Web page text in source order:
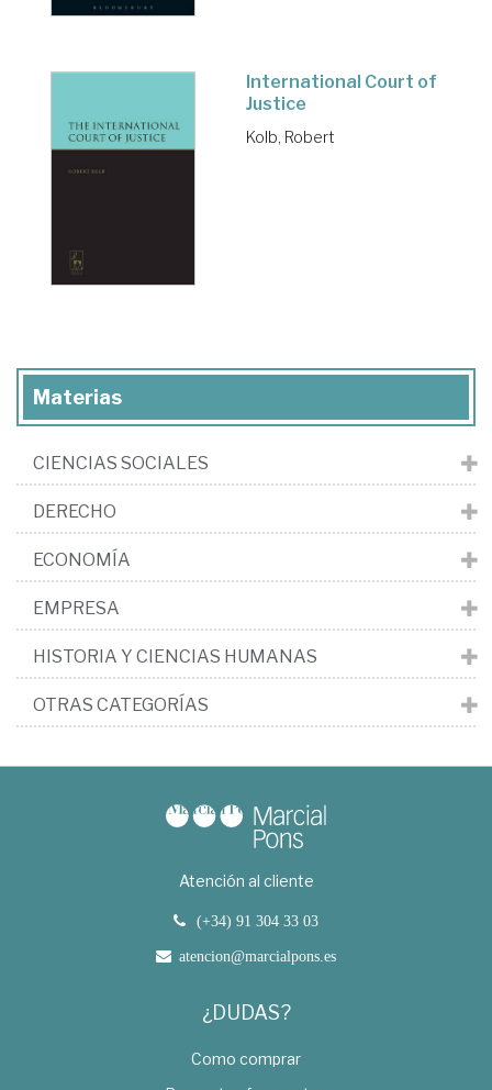
International Court of
Justice
Kolb, Robert
Materias
CIENCIAS SOCIALES
DERECHO
ECONOMÍA
EMPRESA
HISTORIA Y CIENCIAS HUMANAS
OTRAS CATEGORÍAS
Atención al cliente
(+34) 91 304 33 03
atencion@marcialpons.es
¿DUDAS?
Como comprar